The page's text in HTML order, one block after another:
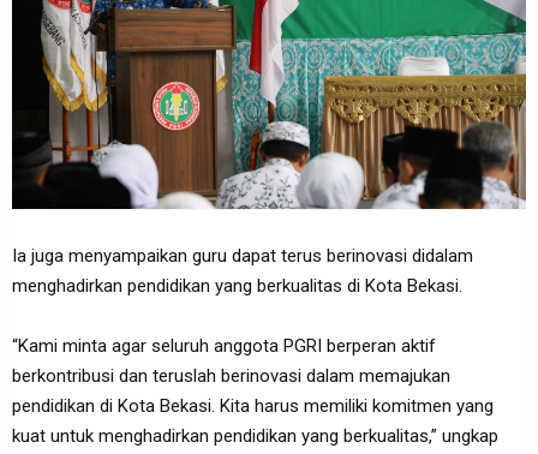
Ia juga menyampaikan guru dapat terus berinovasi didalam
menghadirkan pendidikan yang berkualitas di Kota Bekasi.
“Kami minta agar seluruh anggota PGRI berperan aktif
berkontribusi dan teruslah berinovasi dalam memajukan
pendidikan di Kota Bekasi. Kita harus memiliki komitmen yang
kuat untuk menghadirkan pendidikan yang berkualitas,” ungkap